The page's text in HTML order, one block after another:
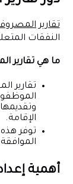
تقارير
النفقات
ما هي تقارير
تقارير
الإقامة.
توفر
أهمية